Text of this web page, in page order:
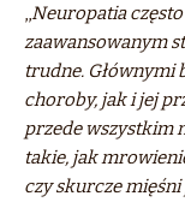
,,Neuropatia
zaawansowanym
trudne.
choroby, jak i jej
przede wszystkim
takie, jak
czy skurcze